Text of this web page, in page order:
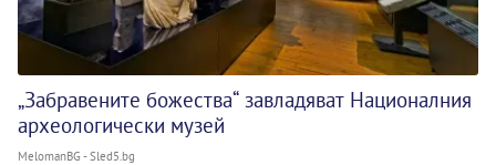
„Забравените божества“ завладяват Националния
археологически музей
MelomanBG - Sled5.bg